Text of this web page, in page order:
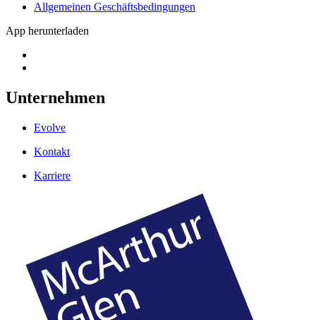
Allgemeinen Geschäftsbedingungen
App herunterladen
Unternehmen
Evolve
Kontakt
Karriere